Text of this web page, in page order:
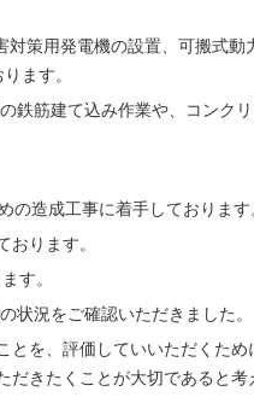
策用発電機の設置、可搬式動
ます。
鉄筋建て込み作業や、コンクリ
造成工事に着手しております
ります。
す。
状況をご確認いただきました。
とを、評価していいただくため
だきたくことが大切であると考